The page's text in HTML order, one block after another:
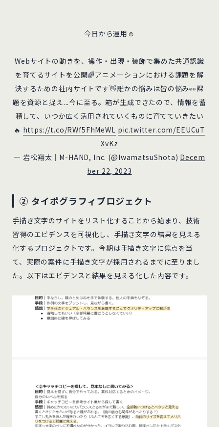
今日から運用☺️
Webサイトの動きを、操作・出現・装飾で集めた共通認識
を育てるサイトを公開🌈アニメーションにおける課題を解
決するための社内サイトです👋誰かの悩みは皆の悩み👀課
題を資源と捉え...今に至る。箱が生成できたので、情報を蓄
積して、いつか広く活用されていくものに育てていきたい
🔥 https://t.co/RWf5FhMeWL pic.twitter.com/EEUCuT
XvKz
— 岩松翔太｜M-HAND, Inc. (@IwamatsuShota) Decem
ber 22, 2023
② タイポグラフィプロジェクト
手描き文字のサイトをリスト化することから始まり、技術
習得のエビデンスを可視化し、手描き文字の結果を見える
化するプロジェクトです。今期は手描き文字に焦点を当
て、実際の案件に手描き文字が採用されるまでに至りまし
た。以下はエビデンスと結果を見える化した内容です。